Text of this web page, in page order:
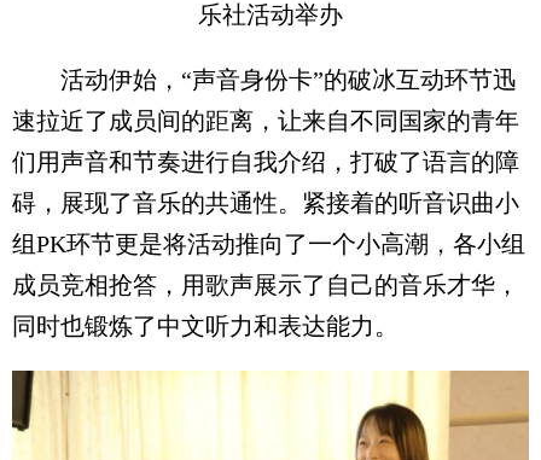
乐社活动举办
活动伊始，“声音身份卡”的破冰互动环节迅
速拉近了成员间的距离，让来自不同国家的青年
们用声音和节奏进行自我介绍，打破了语言的障
碍，展现了音乐的共通性。紧接着的听音识曲小
组PK环节更是将活动推向了一个小高潮，各小组
成员竞相抢答，用歌声展示了自己的音乐才华，
同时也锻炼了中文听力和表达能力。